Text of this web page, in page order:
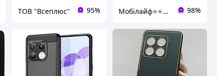
ТОВ "Всеплюс" 95% Мобілайф⭐️⭐️⭐️⭐️⭐️ 98%